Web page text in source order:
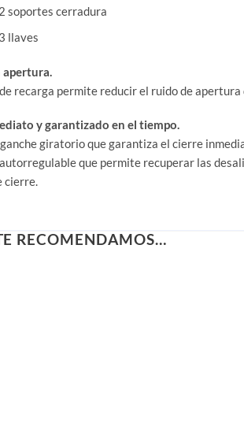
2 soportes cerradura
3 llaves
apertura.
recarga permite reducir el ruido de
y garantizado en el tiempo.
giratorio que garantiza el cierre
que permite recuperar las
cierre.
RECOMENDAMOS…